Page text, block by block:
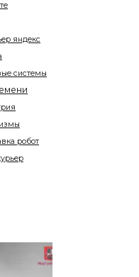
яндекс
системы
робот